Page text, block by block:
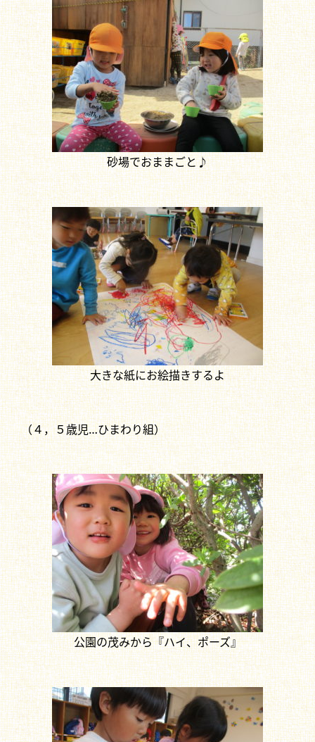
砂場でおままごと♪
大きな紙にお絵描きするよ
（４，５歳児…ひまわり組）
公園の茂みから『ハイ、ポーズ』